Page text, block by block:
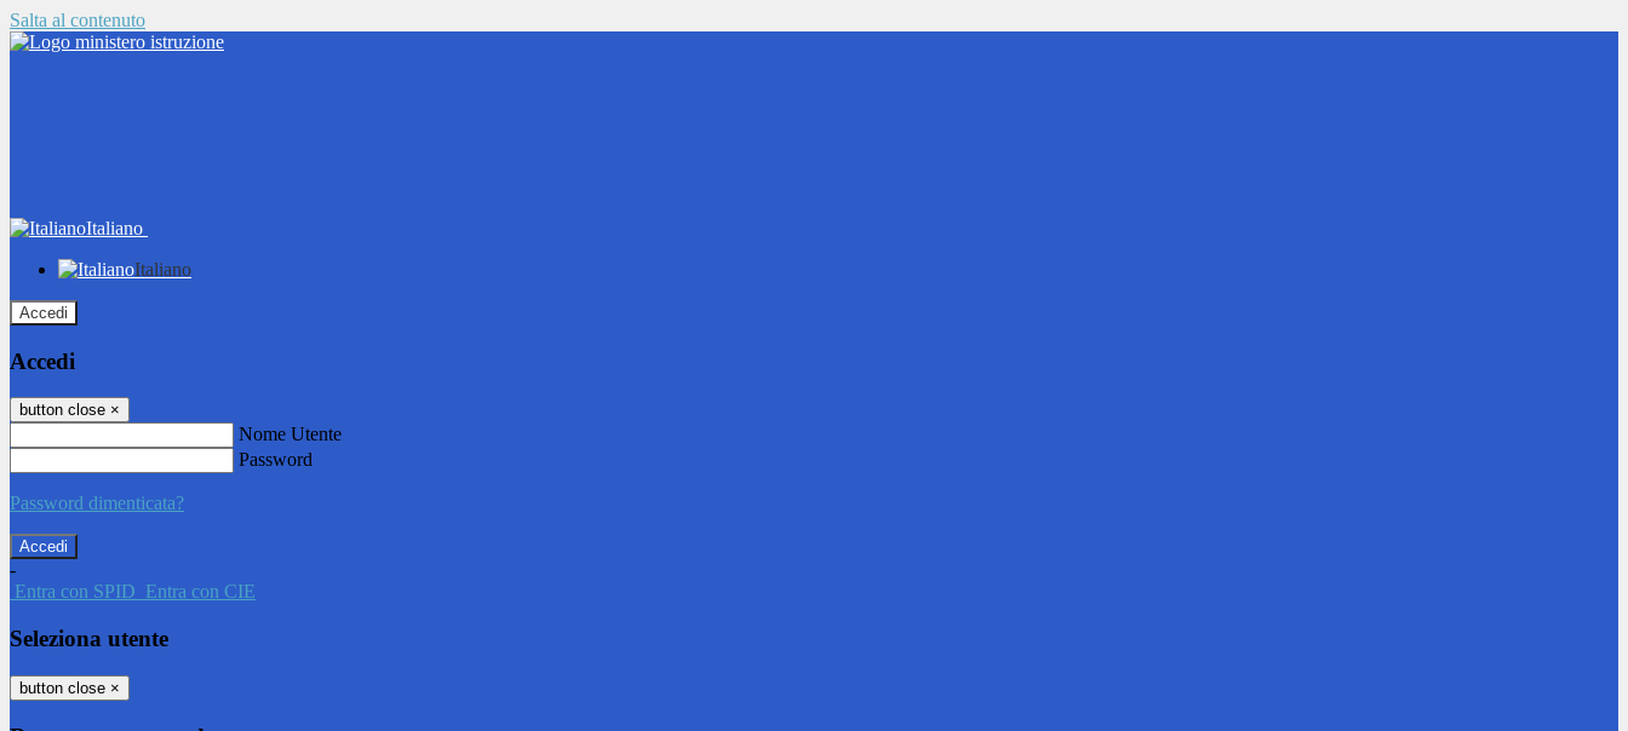
Salta al contenuto
Italiano
Italiano
Accedi
Accedi
button close ×
Nome Utente
Password
Password dimenticata?
-
Entra con SPID Entra con CIE
Seleziona utente
button close ×